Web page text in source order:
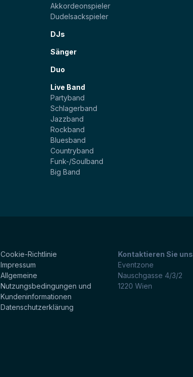
Akkordeonspieler
Dudelsackspieler
DJs
Sänger
Duo
Live Band
Partyband
Schlagerband
Jazzband
Rockband
Bluesband
Countryband
Funk-/Soulband
Big Band
Cookie-Richtlinie
Impressum
Allgemeine
Nutzungsbedingungen und
Kundeninformationen
Datenschutzerklärung
Kontaktieren Sie uns
Eventzone
Nauschgasse 4/3/2
1220 Wien